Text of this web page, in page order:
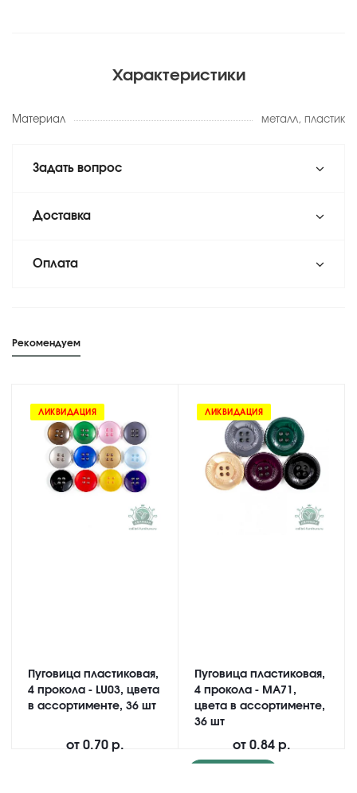
Характеристики
Материал металл, пластик
Задать вопрос
Доставка
Оплата
Рекомендуем
ЛИКВИДАЦИЯ
Пуговица пластиковая,
4 прокола - LU03, цвета
в ассортименте, 36 шт
от 0.70 р.
ЛИКВИДАЦИЯ
Пуговица пластиковая,
4 прокола - MA71,
цвета в ассортименте,
36 шт
от 0.84 р.